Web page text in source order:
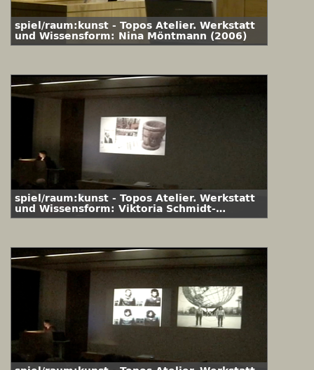
spiel/raum:kunst - Topos Atelier. Werkstatt
und Wissensform: Nina Möntmann (2006)
spiel/raum:kunst - Topos Atelier. Werkstatt
und Wissensform: Viktoria Schmidt-
Linsenhoff (2006)